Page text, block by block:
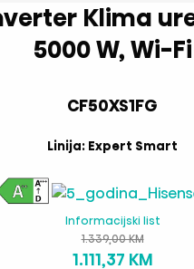
Klima uređaj,
5000 W, Wi-Fi
CF50XS1FG
Linija: Expert Smart
Informacijski list
1.339,00 KM
1.111,37 KM